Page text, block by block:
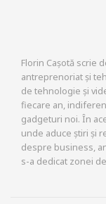
Florin Cașotă scrie
antreprenoriat și
de tehnologie și
fiecare an,
gadgeturi noi. În
unde aduce știri și
despre business,
s-a dedicat zonei